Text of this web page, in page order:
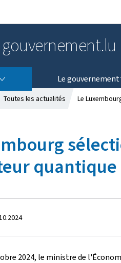
gouvernement.lu
Le gouvernement
Toutes les actualités Le
quantique
2024, le ministre de